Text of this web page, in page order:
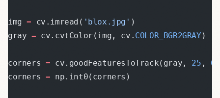
img = cv.imread( 'blox.jpg' )
gray = cv.cvtColor(img, cv. COLOR_BGR2GRAY )
corners = cv.goodFeaturesToTrack(gray, 25 ,
corners = np.int0(corners)